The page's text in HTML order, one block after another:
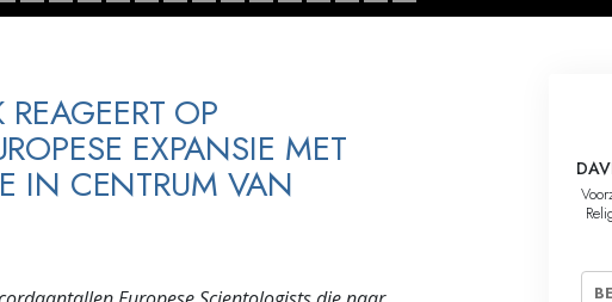
OP
EXPANSIE MET
IN CENTRUM VAN